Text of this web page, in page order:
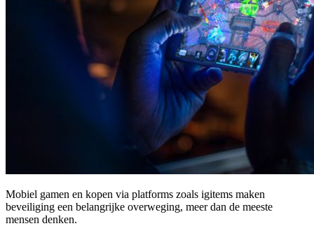
Mobiel gamen en kopen via platforms zoals igitems maken
beveiliging een belangrijke overweging, meer dan de meeste
mensen denken.